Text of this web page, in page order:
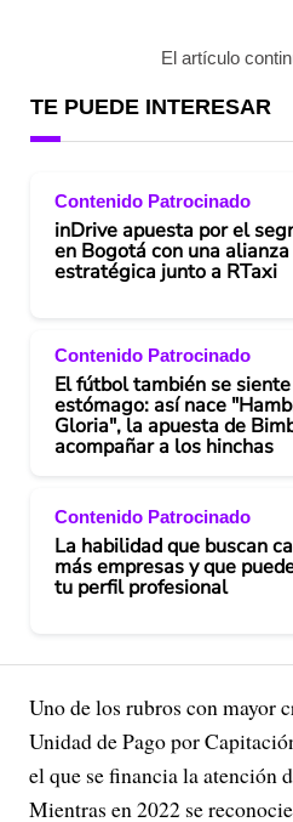
El artículo
TE PUEDE INTERESAR
Contenido Patrocinado
inDrive apuesta por el
en Bogotá con una alianza
estratégica junto a RTaxi
Contenido Patrocinado
El fútbol también se
estómago: así nace
Gloria", la apuesta de
acompañar a los hinchas
Contenido Patrocinado
La habilidad que buscan
más empresas y que
tu perfil profesional
Uno de los rubros con mayor
Unidad de Pago por
el que se financia la atención
Mientras en 2022 se